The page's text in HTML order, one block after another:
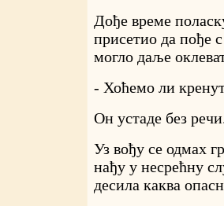
Дође време
присетио да пође
могло даље
- Хоћемо ли
Он устаде без
Уз вођу се одмах
нађу у несрећну
десила каква